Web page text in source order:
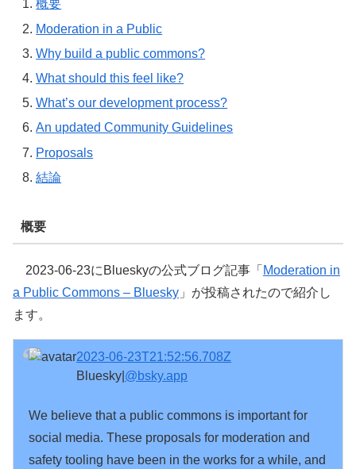
概要
Moderation in a Public
Why build a public commons?
What should this feel like?
What’s our development process?
An updated Community Guidelines
Proposals
結論
概要
2023-06-23にBlueskyの公式ブログ記事「 Moderation in
a Public Commons – Bluesky 」が投稿されたので紹介し
ます。
2023-06-23T21:52:56.708Z
Bluesky| @bsky.app
We believe that a public commons is important for
social media. These proposals for moderation and
safety tooling have been in the works for a while, and